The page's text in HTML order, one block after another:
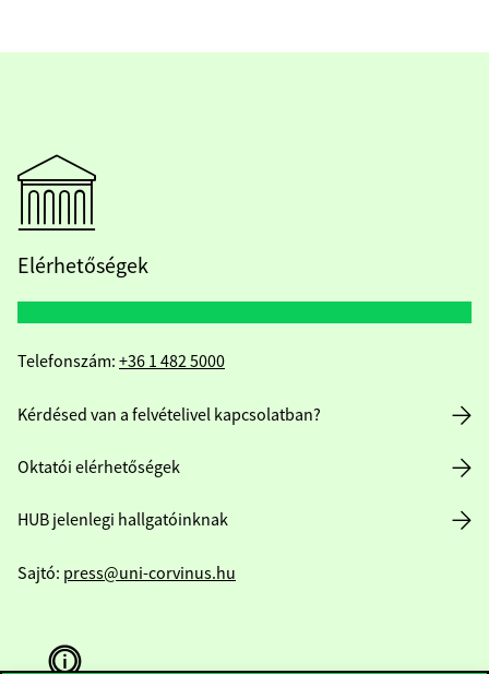
Elérhetőségek
Telefonszám: +36 1 482 5000
Kérdésed van a felvételivel kapcsolatban?
Oktatói elérhetőségek
HUB jelenlegi hallgatóinknak
Sajtó: press@uni-corvinus.hu